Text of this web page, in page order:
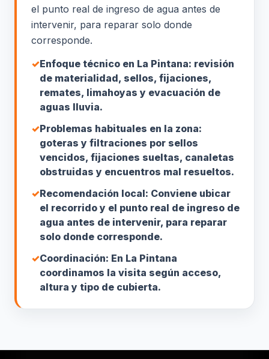
el punto real de ingreso de agua antes de
intervenir, para reparar solo donde
corresponde.
✓Enfoque técnico en La Pintana: revisión
de materialidad, sellos, fijaciones,
remates, limahoyas y evacuación de
aguas lluvia.
✓Problemas habituales en la zona:
goteras y filtraciones por sellos
vencidos, fijaciones sueltas, canaletas
obstruidas y encuentros mal resueltos.
✓Recomendación local: Conviene ubicar
el recorrido y el punto real de ingreso de
agua antes de intervenir, para reparar
solo donde corresponde.
✓Coordinación: En La Pintana
coordinamos la visita según acceso,
altura y tipo de cubierta.